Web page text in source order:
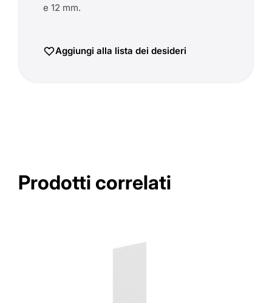
e 12 mm.
Aggiungi alla lista dei desideri
Prodotti correlati